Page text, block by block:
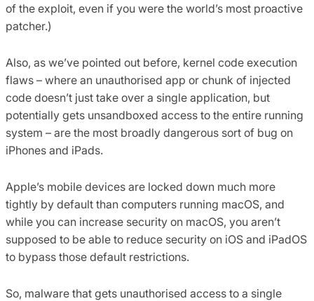
of the exploit, even if you were the world’s most proactive
patcher.)
Also, as we’ve pointed out before, kernel code execution
flaws – where an unauthorised app or chunk of injected
code doesn’t just take over a single application, but
potentially gets unsandboxed access to the entire running
system – are the most broadly dangerous sort of bug on
iPhones and iPads.
Apple’s mobile devices are locked down much more
tightly by default than computers running macOS, and
while you can increase security on macOS, you aren’t
supposed to be able to reduce security on iOS and iPadOS
to bypass those default restrictions.
So, malware that gets unauthorised access to a single